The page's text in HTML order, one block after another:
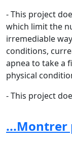
- This project
which limit the
irremediable
conditions,
apnea to take a
physical
- This project
employment
...Montrer